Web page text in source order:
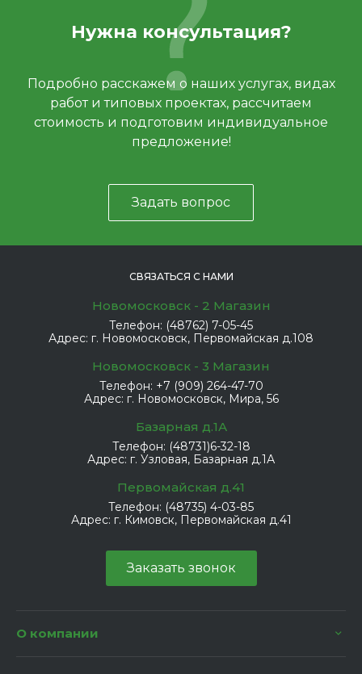
Нужна консультация?
Подробно расскажем о наших услугах, видах
работ и типовых проектах, рассчитаем
стоимость и подготовим индивидуальное
предложение!
Задать вопрос
СВЯЗАТЬСЯ С НАМИ
Новомосковск - 2 Магазин
Телефон: (48762) 7-05-45
Адрес: г. Новомосковск, Первомайская д.108
Новомосковск - 3 Магазин
Телефон: +7 (909) 264-47-70
Адрес: г. Новомосковск, Мира, 56
Базарная д.1А
Телефон: (48731)6-32-18
Адрес: г. Узловая, Базарная д.1А
Первомайская д.41
Телефон: (48735) 4-03-85
Адрес: г. Кимовск, Первомайская д.41
Заказать звонок
О компании